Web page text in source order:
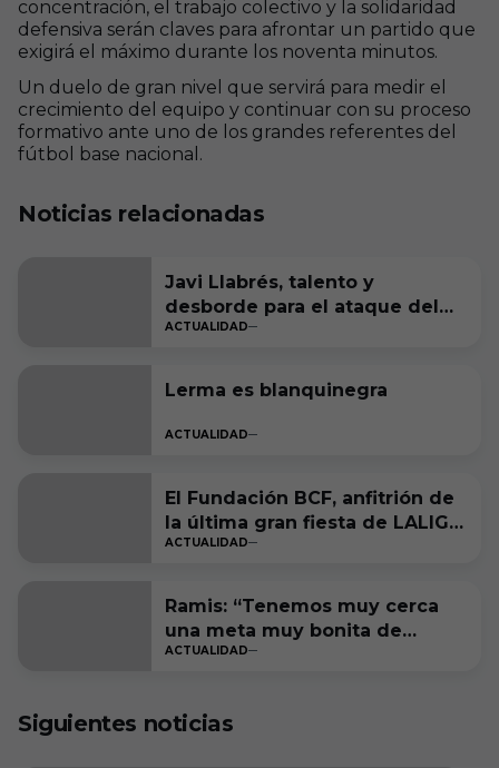
concentración, el trabajo colectivo y la solidaridad
defensiva serán claves para afrontar un partido que
exigirá el máximo durante los noventa minutos.
Un duelo de gran nivel que servirá para medir el
crecimiento del equipo y continuar con su proceso
formativo ante uno de los grandes referentes del
fútbol base nacional.
Noticias relacionadas
Javi Llabrés, talento y
desborde para el ataque del
Burgos CF
ACTUALIDAD
Lerma es blanquinegra
ACTUALIDAD
El Fundación BCF, anfitrión de
la última gran fiesta de LALIGA
Genuine Moeve
ACTUALIDAD
Ramis: “Tenemos muy cerca
una meta muy bonita de
cumplir”
ACTUALIDAD
Siguientes noticias